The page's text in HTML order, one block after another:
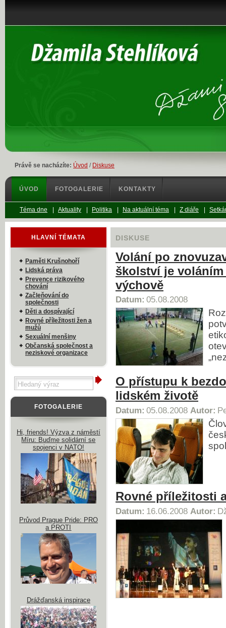
Právě se nacházíte: Úvod / Diskuse
DISKUSE
Volání po
školství je
výchově
Datum: 05.08.2008
O přístupu k
lidském životě
Datum: 05.08.2008 Autor:
Rovné příležitosti
Datum: 16.06.2008 Autor:
HLAVNÍ TÉMATA
Paměti Krušnohoří
Lidská práva
Prevence rizikového
chování
Začleňování do
společnosti
Děti a dospívající
Rovné příležitosti žen a
mužů
Sexuální menšiny
Občanská společnost a
neziskové organizace
FOTOGALERIE
Hi, friends! Výzva z náměstí
Míru: Buďme solidární se
spojenci v NATO!
Průvod Prague Pride: PRO
a PROTI
Drážďanská inspirace
ÚVOD FOTOGALERIE KONTAKTY
Téma dne Aktuality Politika Na aktuální téma Z diáře